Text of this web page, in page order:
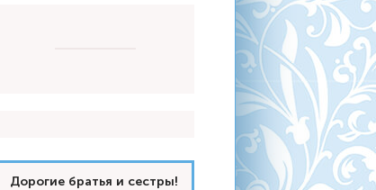
Дорогие братья и сестры!